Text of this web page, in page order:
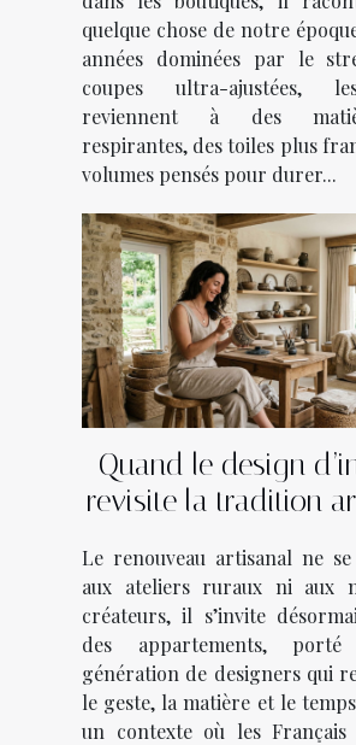
quelque chose de notre
années dominées par le
coupes ultra-ajustées,
reviennent à des
respirantes, des toiles plus
volumes pensés pour durer...
Quand le design
revisite la tradition
Le renouveau artisanal ne
aux ateliers ruraux ni aux
créateurs, il s’invite
des appartements,
génération de designers qui
le geste, la matière et le
un contexte où les Français